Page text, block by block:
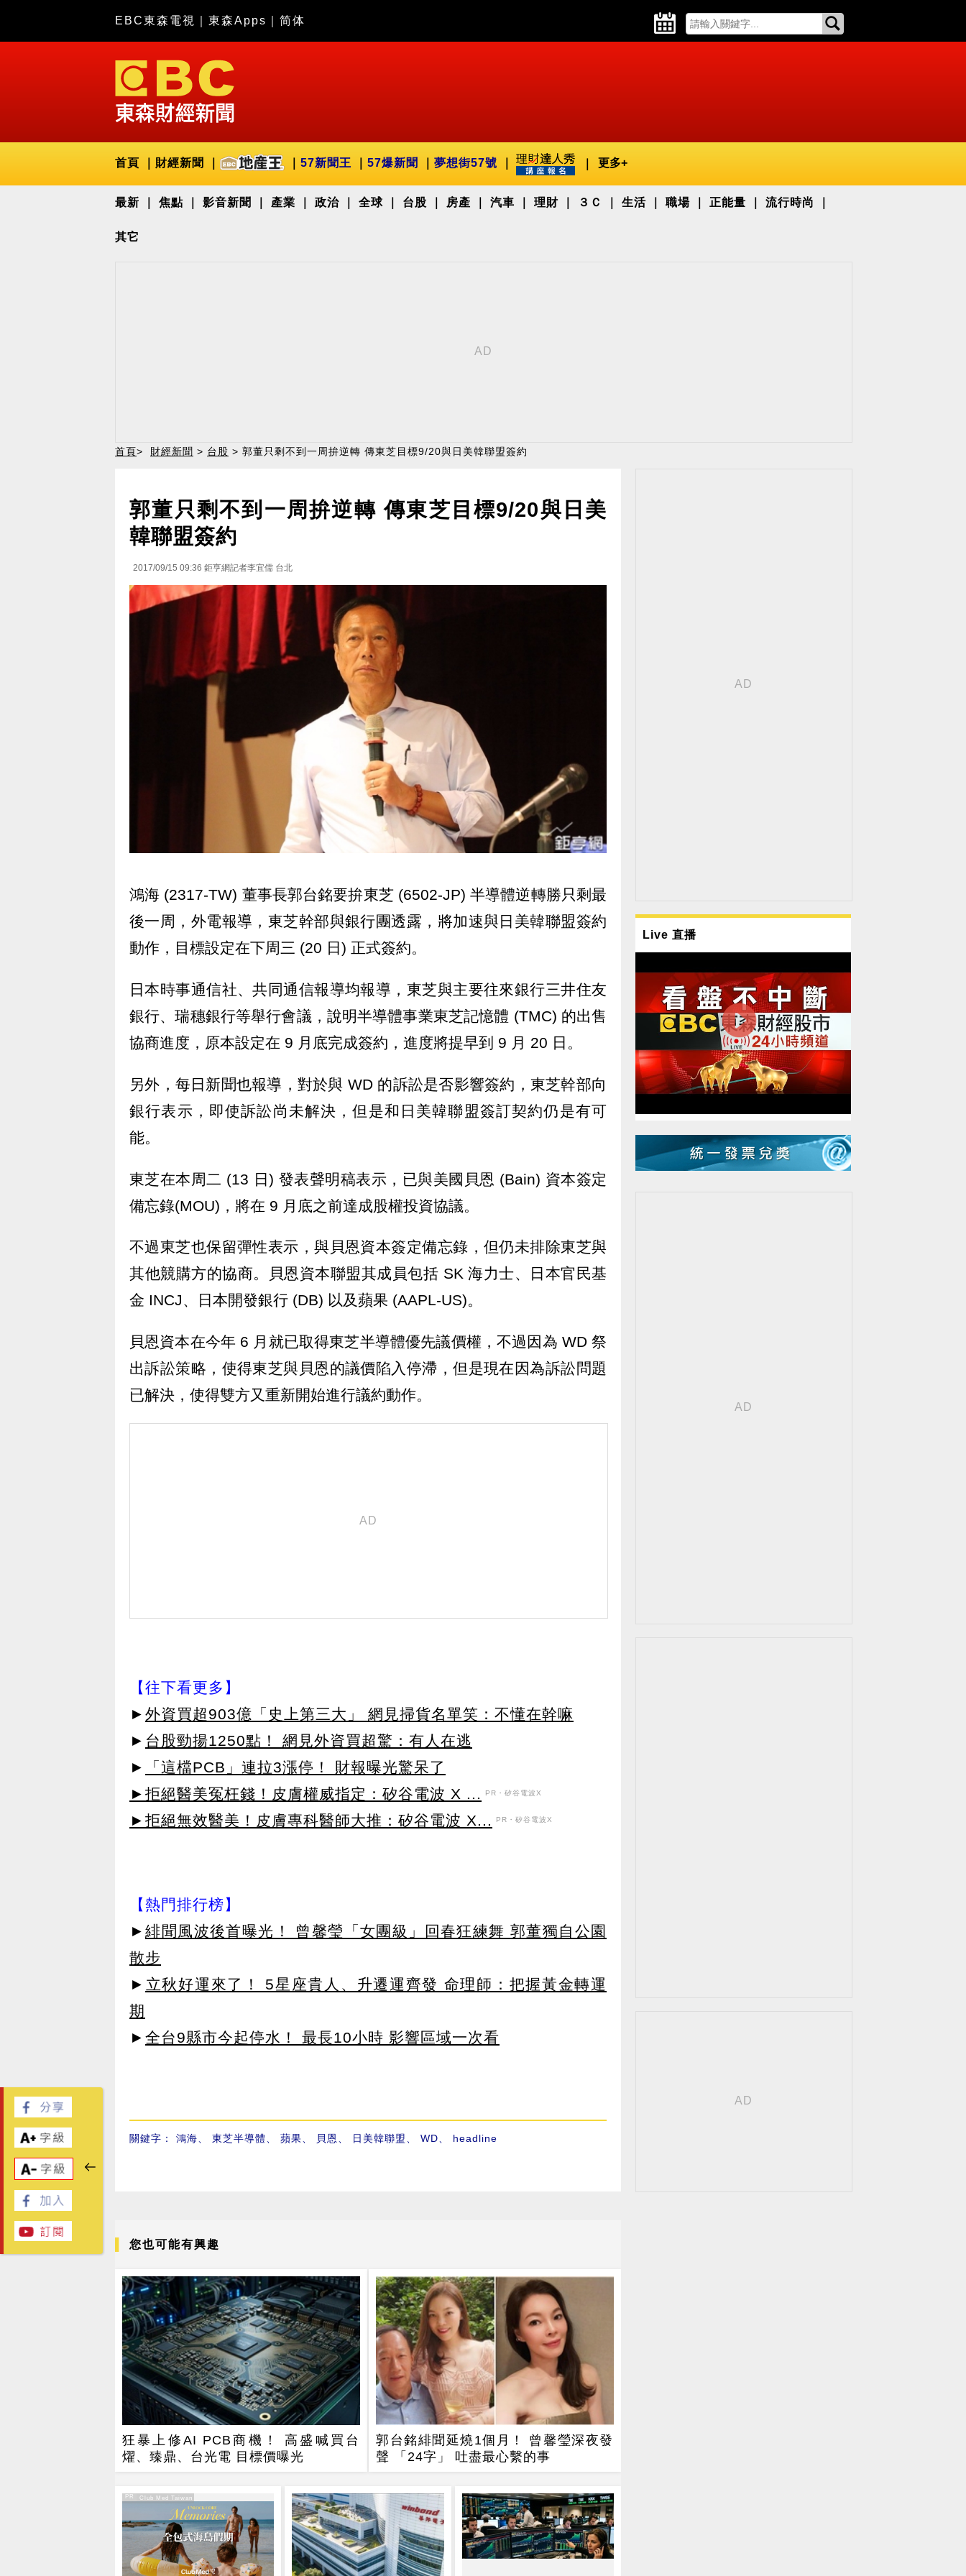
EBC東森電視 東森Apps 简体
首頁 財經新聞 57新聞王 57爆新聞 夢想街57號 更多+
最新 焦點 影音新聞 產業 政治 全球 台股 房產 汽車 理財 ３Ｃ 生活 職場 正能量 流行時尚
其它
首頁> 財經新聞 > 台股 > 郭董只剩不到一周拚逆轉 傳東芝目標9/20與日美韓聯盟簽約
郭董只剩不到一周拚逆轉 傳東芝目標9/20與日美
韓聯盟簽約
2017/09/15 09:36 鉅亨網記者李宜儒 台北
鴻海 (2317-TW) 董事長郭台銘要拚東芝 (6502-JP) 半導體逆轉勝只剩最
後一周，外電報導，東芝幹部與銀行團透露，將加速與日美韓聯盟簽約
動作，目標設定在下周三 (20 日) 正式簽約。
日本時事通信社、共同通信報導均報導，東芝與主要往來銀行三井住友
銀行、瑞穗銀行等舉行會議，說明半導體事業東芝記憶體 (TMC) 的出售
協商進度，原本設定在 9 月底完成簽約，進度將提早到 9 月 20 日。
另外，每日新聞也報導，對於與 WD 的訴訟是否影響簽約，東芝幹部向
銀行表示，即使訴訟尚未解決，但是和日美韓聯盟簽訂契約仍是有可
能。
東芝在本周二 (13 日) 發表聲明稿表示，已與美國貝恩 (Bain) 資本簽定
備忘錄(MOU)，將在 9 月底之前達成股權投資協議。
不過東芝也保留彈性表示，與貝恩資本簽定備忘錄，但仍未排除東芝與
其他競購方的協商。貝恩資本聯盟其成員包括 SK 海力士、日本官民基
金 INCJ、日本開發銀行 (DB) 以及蘋果 (AAPL-US)。
貝恩資本在今年 6 月就已取得東芝半導體優先議價權，不過因為 WD 祭
出訴訟策略，使得東芝與貝恩的議價陷入停滯，但是現在因為訴訟問題
已解決，使得雙方又重新開始進行議約動作。
【往下看更多】
► 外資買超903億「史上第三大」 網見掃貨名單笑：不懂在幹嘛
► 台股勁揚1250點！ 網見外資買超驚：有人在逃
►
「這檔PCB」連拉3漲停！ 財報曝光驚呆了
►拒絕醫美冤枉錢！皮膚權威指定：矽谷電波 X ...
PR・矽谷電波X
►拒絕無效醫美！皮膚專科醫師大推：矽谷電波 X... PR・矽谷電波X
【熱門排行榜】
► 緋聞風波後首曝光！ 曾馨瑩「女團級」回春狂練舞 郭董獨自公園
散步
► 立秋好運來了！ 5星座貴人、升遷運齊發 命理師：把握黃金轉運
期
► 全台9縣市今起停水！ 最長10小時 影響區域一次看
關鍵字： 鴻海、 東芝半導體、 蘋果、 貝恩、 日美韓聯盟、 WD、 headline
您也可能有興趣
狂暴上修AI PCB商機！ 高盛喊買台
燿、臻鼎、台光電 目標價曝光
郭台銘緋聞延燒1個月！ 曾馨瑩深夜發
聲 「24字」 吐盡最心繫的事
PR
PR・Club Med Taiwan
Live 直播